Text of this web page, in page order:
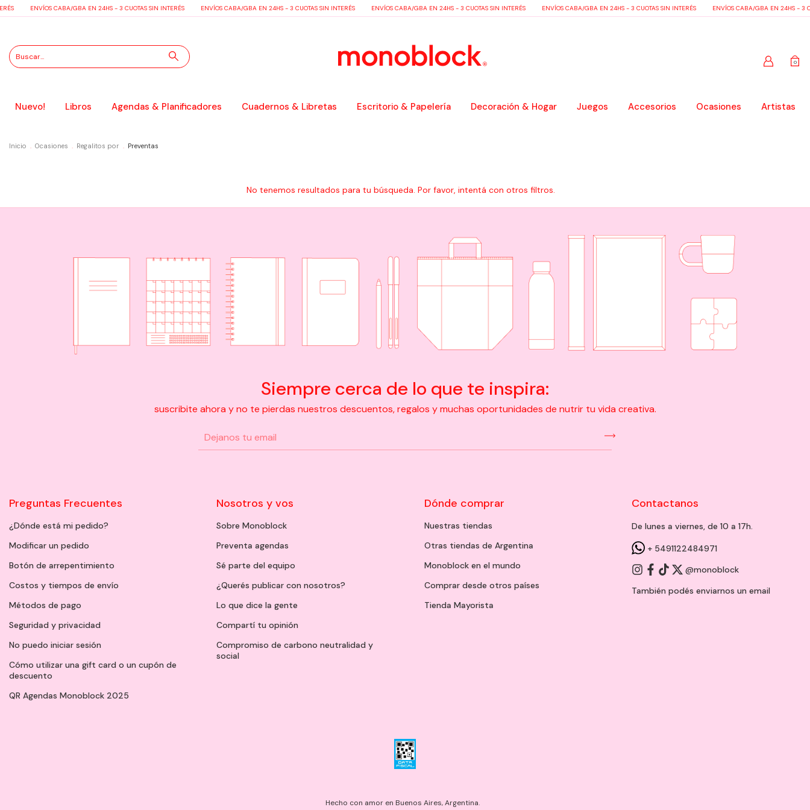
ENVÍOS CABA/GBA EN 24HS - 3 CUOTAS SIN INTERÉS ENVÍOS CABA/GBA EN 24HS - 3 CUOTAS SIN INTERÉS ENVÍOS CABA/GBA EN 24HS - 3 CUOTAS SIN INTERÉS ENVÍOS CABA/GBA EN 24HS - 3 CUOTAS SIN INTERÉS ENVÍOS CABA/GBA EN 24HS - 3
0
Nuevo! Libros Agendas & Planificadores Cuadernos & Libretas Escritorio & Papelería Decoración & Hogar Juegos Accesorios Ocasiones Artistas
Inicio . Ocasiones . Regalitos por . Preventas
No tenemos resultados para tu búsqueda. Por favor, intentá con otros filtros.
Siempre cerca de lo que te inspira:
suscribite ahora y no te pierdas nuestros descuentos, regalos y muchas oportunidades de nutrir tu vida creativa.
Preguntas Frecuentes
¿Dónde está mi pedido?
Modificar un pedido
Botón de arrepentimiento
Costos y tiempos de envío
Métodos de pago
Seguridad y privacidad
No puedo iniciar sesión
Cómo utilizar una gift card o un cupón de
descuento
QR Agendas Monoblock 2025
Nosotros y vos
Sobre Monoblock
Preventa agendas
Sé parte del equipo
¿Querés publicar con nosotros?
Lo que dice la gente
Compartí tu opinión
Compromiso de carbono neutralidad y
social
Dónde comprar
Nuestras tiendas
Otras tiendas de Argentina
Monoblock en el mundo
Comprar desde otros países
Tienda Mayorista
Contactanos
De lunes a viernes, de 10 a 17h.
+ 5491122484971
@monoblock
También podés enviarnos un email
Hecho con amor en Buenos Aires, Argentina.